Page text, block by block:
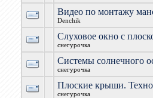
Видео по монтажу
Denchik
Слуховое окно с
снегурочка
Системы солнечного
снегурочка
Плоские крыши.
снегурочка